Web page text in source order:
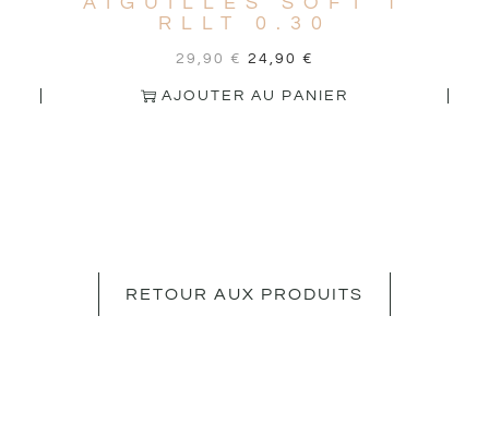
RLLT 0.30
29,90 € 24,90 €
AJOUTER AU PANIER
RETOUR AUX PRODUITS